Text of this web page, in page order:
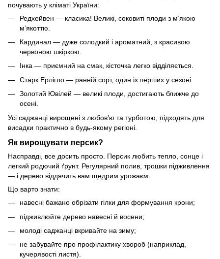
почувають у кліматі України:
Редхейвен — класика! Великі, соковиті плоди з м’якою
м’якоттю.
Кардинал — дуже солодкий і ароматний, з красивою
червоною шкіркою.
Інка — приємний на смак, кісточка легко відділяється.
Старк Ерлігло — ранній сорт, один із перших у сезоні.
Золотий Ювілей — великі плоди, достигають ближче до
осені.
Усі саджанці вирощені з любов’ю та турботою, підходять для
висадки практично в будь-якому регіоні.
Як вирощувати персик?
Насправді, все досить просто. Персик любить тепло, сонце і
легкий родючий ґрунт. Регулярний полив, трошки підживлення
— і дерево віддячить вам щедрим урожаєм.
Що варто знати:
навесні бажано обрізати гілки для формування крони;
підживлюйте дерево навесні й восени;
молоді саджанці вкривайте на зиму;
не забувайте про профілактику хвороб (наприклад,
кучерявості листя).